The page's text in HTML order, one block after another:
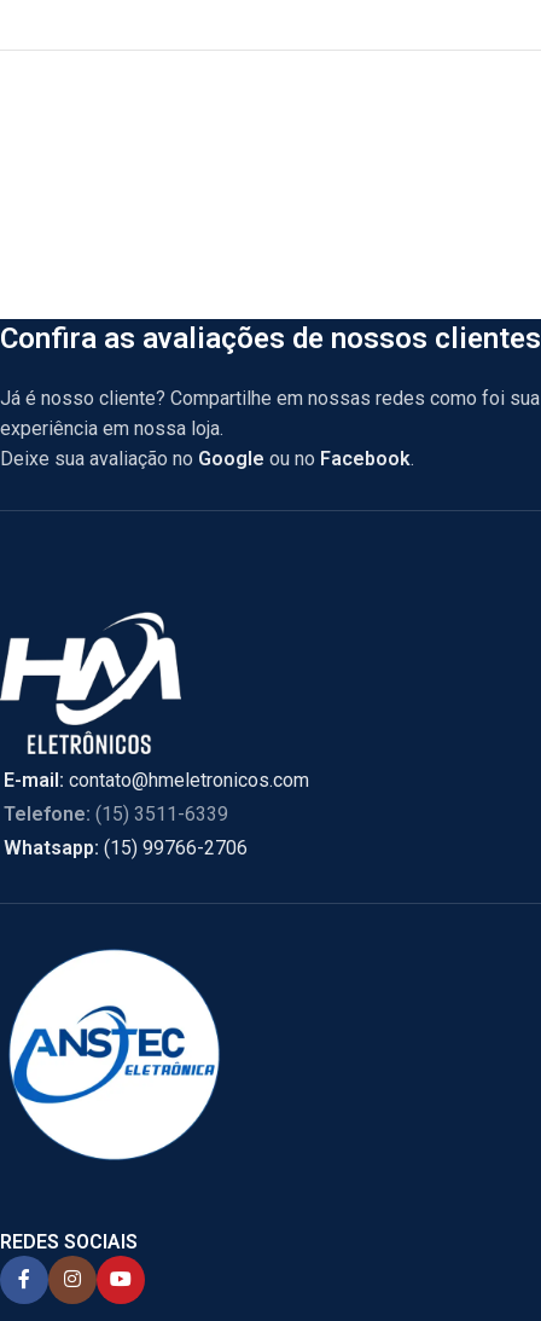
Confira as avaliações de nossos clientes
Já é nosso cliente? Compartilhe em nossas redes como foi sua
experiência em nossa loja.
Deixe sua avaliação no Google ou no Facebook.
E-mail: contato@hmeletronicos.com
Telefone: (15) 3511-6339
Whatsapp: (15) 99766-2706
REDES SOCIAIS